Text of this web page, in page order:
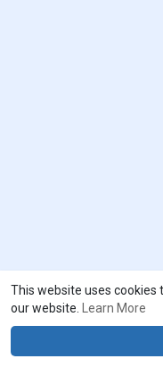
This website uses cookies
our website.
Learn More